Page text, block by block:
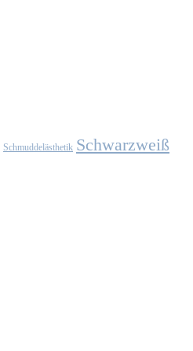
Schmuddelästhetik Schwarzweiß